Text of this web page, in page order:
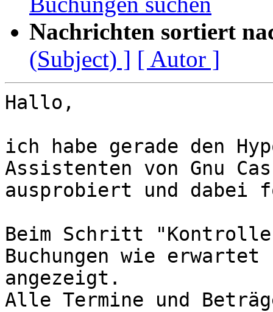
Nachrichten sortiert
(Subject) ] [ Autor ]
Hallo,
ich habe gerade den
Assistenten von Gnu
ausprobiert und dabei
Beim Schritt "Kontrolle
Buchungen wie erwartet
angezeigt.
Alle Termine und